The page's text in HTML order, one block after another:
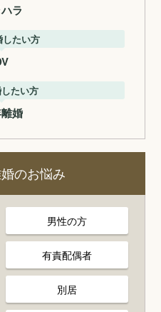
ラ
したい方
たい方
婚
のお悩み
男性の方
有責配偶者
別居